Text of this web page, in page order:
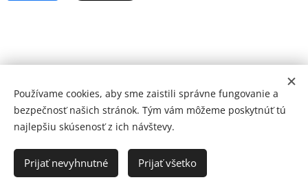
© 2026 Mediálna a kultúrna spoločnosť Topoľčany, s.r.o.
Ochrana osobných údajov
www.kulturato.sk
Cookies
Používame cookies, aby sme zaistili správne fungovanie a
bezpečnosť našich stránok. Tým vám môžeme poskytnúť tú
najlepšiu skúsenosť z ich návštevy.
Prijať nevyhnutné Prijať všetko